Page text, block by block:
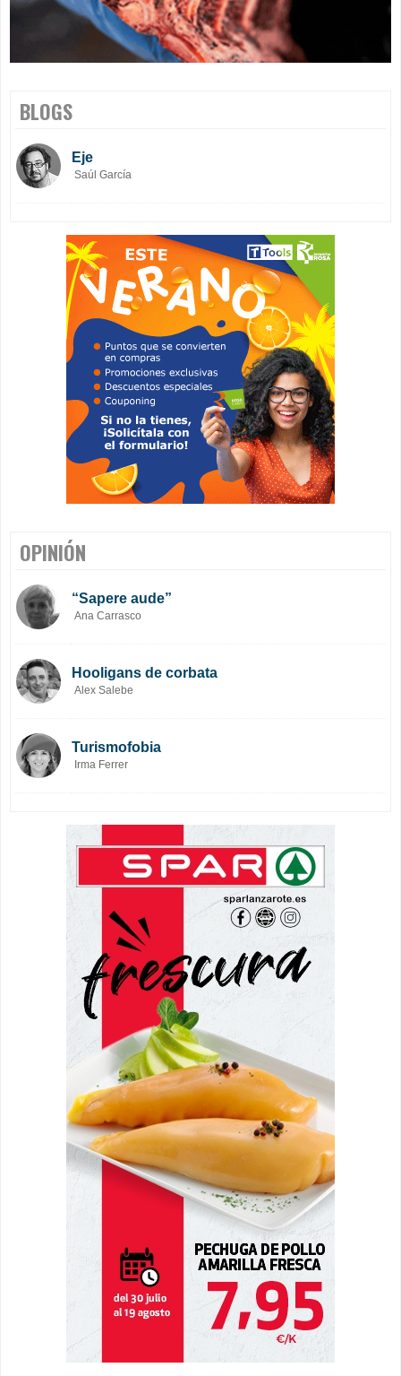
BLOGS
Eje
Saúl García
OPINIÓN
“Sapere aude”
Ana Carrasco
Hooligans de corbata
Alex Salebe
Turismofobia
Irma Ferrer